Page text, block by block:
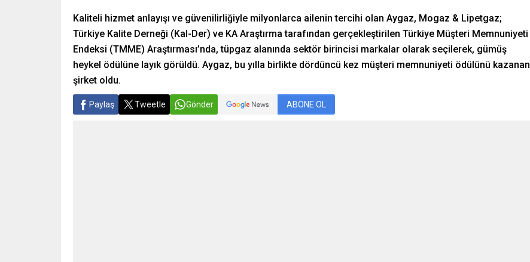
Kaliteli hizmet anlayışı ve güvenilirliğiyle milyonlarca ailenin tercihi olan Aygaz, Mogaz & Lipetgaz;
Türkiye Kalite Derneği (Kal-Der) ve KA Araştırma tarafından gerçekleştirilen Türkiye Müşteri Memnuniyeti
Endeksi (TMME) Araştırması’nda, tüpgaz alanında sektör birincisi markalar olarak seçilerek, gümüş
heykel ödülüne layık görüldü. Aygaz, bu yılla birlikte dördüncü kez müşteri memnuniyeti ödülünü kazanan
şirket oldu.
Paylaş Tweetle Gönder ABONE OL